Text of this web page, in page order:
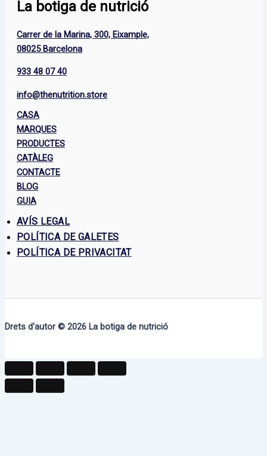
La botiga de nutrició
Carrer de la Marina, 300, Eixample,
08025 Barcelona
933 48 07 40
info@thenutrition.store
CASA
MARQUES
PRODUCTES
CATÀLEG
CONTACTE
BLOG
GUIA
AVÍS LEGAL
POLÍTICA DE GALETES
POLÍTICA DE PRIVACITAT
Drets d'autor © 2026 La botiga de nutrició